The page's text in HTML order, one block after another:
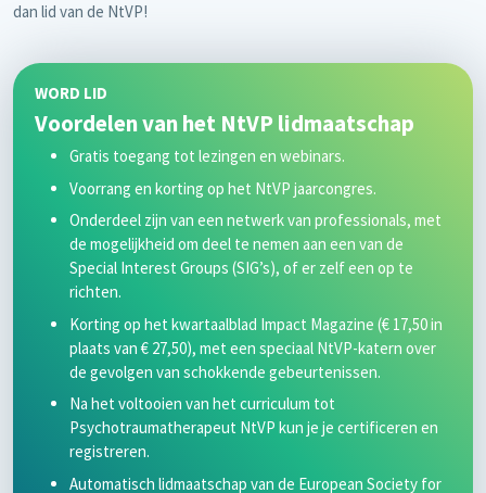
dan lid van de NtVP!
WORD LID
Voordelen van het NtVP lidmaatschap
Gratis toegang tot lezingen en webinars.
Voorrang en korting op het NtVP jaarcongres.
Onderdeel zijn van een netwerk van professionals, met
de mogelijkheid om deel te nemen aan een van de
Special Interest Groups (SIG’s), of er zelf een op te
richten.
Korting op het kwartaalblad Impact Magazine (€ 17,50 in
plaats van € 27,50), met een speciaal NtVP-katern over
de gevolgen van schokkende gebeurtenissen.
Na het voltooien van het curriculum tot
Psychotraumatherapeut NtVP kun je je certificeren en
registreren.
Automatisch lidmaatschap van de European Society for